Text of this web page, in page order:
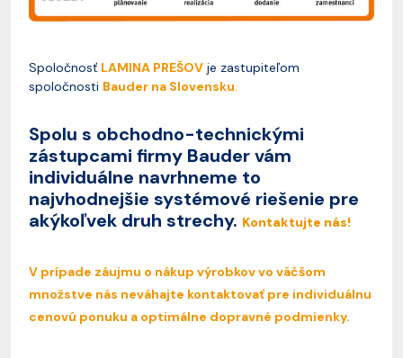
Spoločnosť LAMINA PREŠOV je zastupiteľom
spoločnosti Bauder na Slovensku.
Spolu s obchodno-technickými
zástupcami firmy Bauder vám
individuálne navrhneme to
najvhodnejšie systémové riešenie pre
akýkoľvek druh strechy. Kontaktujte nás!
V prípade záujmu o nákup výrobkov vo väčšom
množstve nás neváhajte kontaktovať pre individuálnu
cenovú ponuku a optimálne dopravné podmienky.